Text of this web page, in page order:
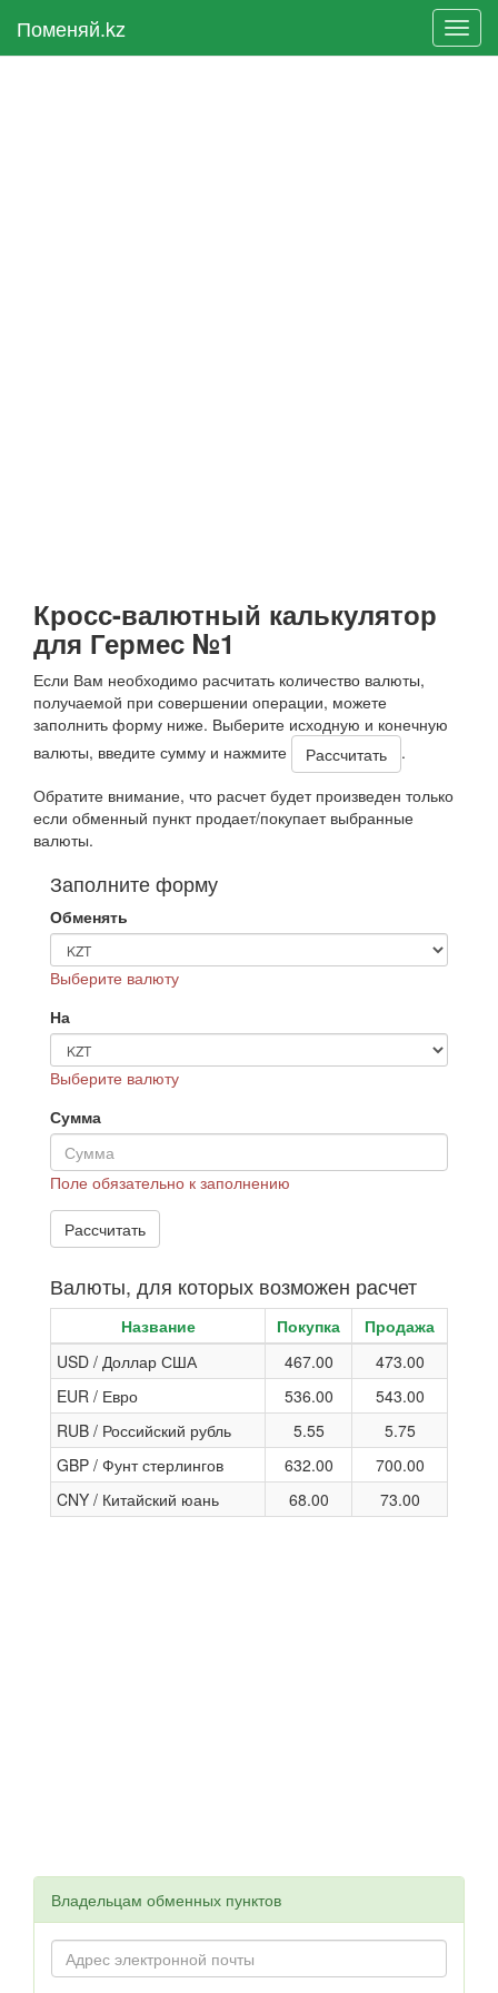
Поменяй.kz
Кросс-валютный калькулятор
для Гермес №1
Если Вам необходимо расчитать количество валюты,
получаемой при совершении операции, можете
заполнить форму ниже. Выберите исходную и конечную
валюты, введите сумму и нажмите
.
Обратите внимание, что расчет будет произведен только
если обменный пункт продает/покупает выбранные
валюты.
Заполните форму
Обменять
Выберите валюту
На
Выберите валюту
Сумма
Поле обязательно к заполнению
Валюты, для которых возможен расчет
Название Покупка
Продажа
USD / Доллар США
467.00
473.00
EUR / Евро
536.00
543.00
RUB / Российский рубль
5.55
5.75
GBP / Фунт стерлингов
632.00
700.00
CNY / Китайский юань
68.00 73.00
Владельцам обменных пунктов